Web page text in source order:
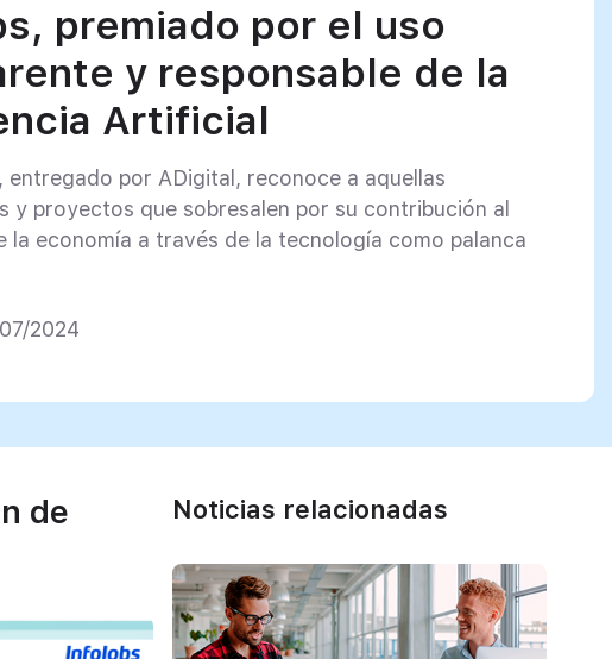
premiado por el uso
y responsable de la
Artificial
entregado por ADigital, reconoce a aquellas
y proyectos que sobresalen por su contribución al
la economía a través de la tecnología como palanca
2024
de
Noticias relacionadas